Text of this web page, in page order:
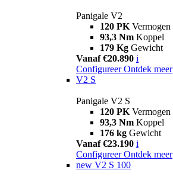
Panigale V2
120 PK Vermogen
93,3 Nm Koppel
179 Kg Gewicht
Vanaf €20.890 i
Configureer Ontdek meer
V2 S
Panigale V2 S
120 PK Vermogen
93,3 Nm Koppel
176 kg Gewicht
Vanaf €23.190 i
Configureer Ontdek meer
new V2 S 100